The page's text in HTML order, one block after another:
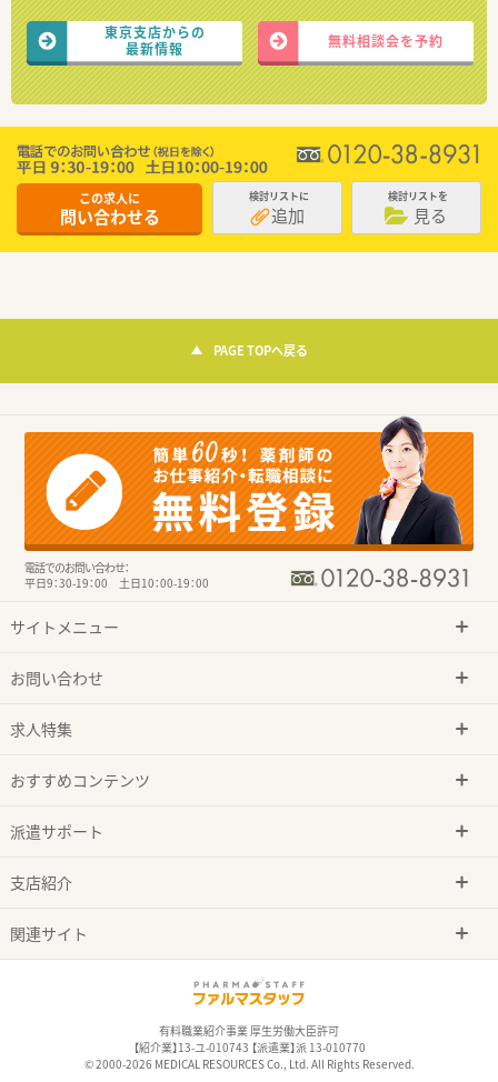
東京支店からの
最新情報
無料相談会を予約
この求人に
問い合わせる
検討リストに
追加
検討リストを
見る
PAGE TOPへ戻る
電話でのお問い合わせ：
平日9：30-19：00 土日10：00-19：00
サイトメニュー
お問い合わせ
求人特集
おすすめコンテンツ
派遣サポート
支店紹介
関連サイト
有料職業紹介事業 厚生労働大臣許可
【紹介業】13-ユ-010743 【派遣業】派 13-010770
© 2000-2026 MEDICAL RESOURCES Co., Ltd. All Rights Reserved.